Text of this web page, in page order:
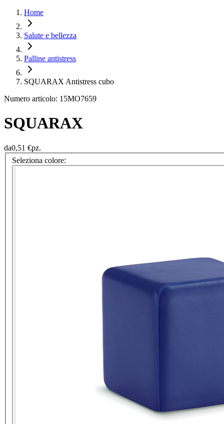
Home
Salute e bellezza
Palline antistress
SQUARAX Antistress cubo
Numero articolo: 15MO7659
SQUARAX
da0,51 €pz.
Seleziona colore: